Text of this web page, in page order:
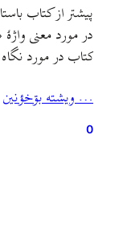
پیشتر از کتاب
در مورد معنی
کتاب در مورد
… ويشته بۊخؤنين
0